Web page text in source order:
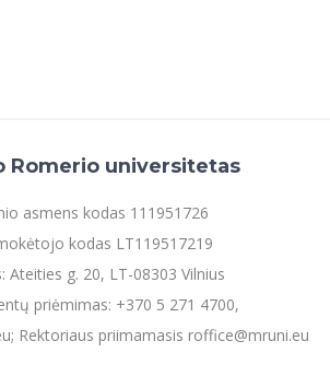
Romerio universitetas
asmens kodas 111951726
kodas LT119517219
Ateities g. 20, LT-08303 Vilnius
priėmimas: +370 5 271 4700,
Rektoriaus priimamasis roffice@mruni.eu